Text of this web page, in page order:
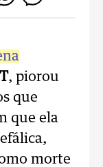
, piorou
que
que ela
morte